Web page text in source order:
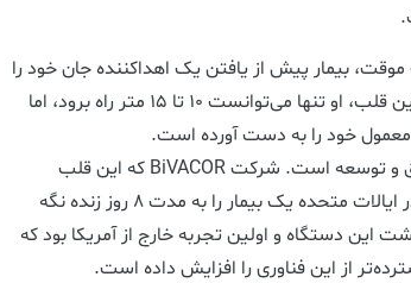
بیمار پیش از یافتن یک اهداکننده جان خود را
از دست می‌داد. قبل از دریافت این قلب، او تنها می‌توانست ۱۰ تا ۱۵ متر راه برود، اما
معمول خود را به دست آورده است.
این نوآوری نتیجه ۲۵ سال تحقیق و توسعه است. شرکت BiVACOR که این قلب
مصنوعی را تولید کرده، پیش‌تر در ایالات متحده یک بیمار را به مدت ۸ روز زنده نگه
این دستگاه و اولین تجربه خارج از آمریکا بود که
از این فناوری را افزایش داده است.